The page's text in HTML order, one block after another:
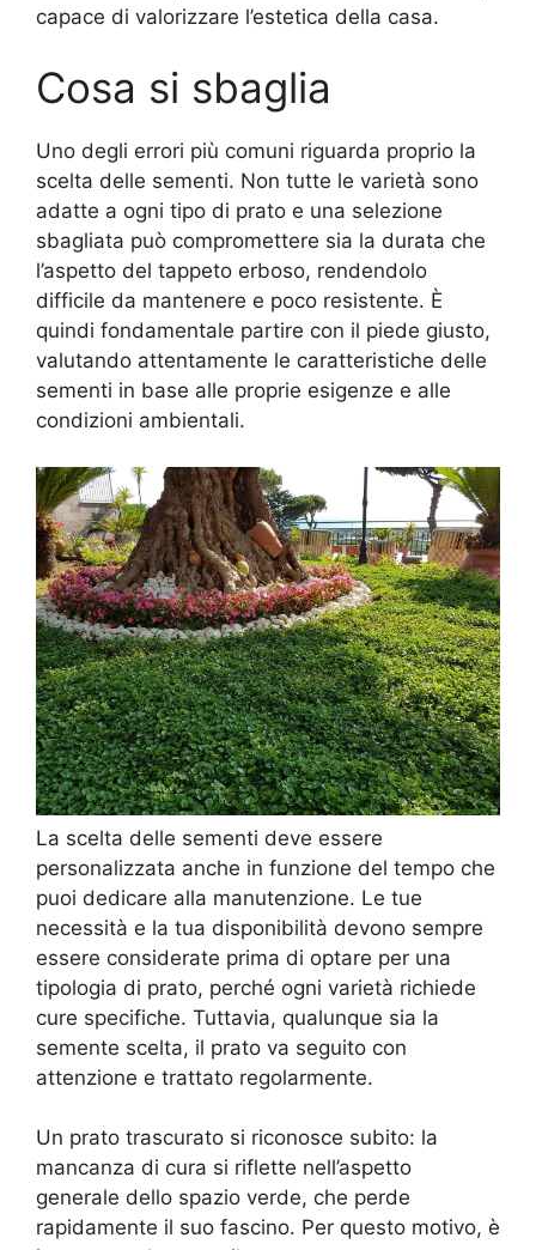
capace di valorizzare l’estetica della casa.
Cosa si sbaglia
Uno degli errori più comuni riguarda proprio la
scelta delle sementi. Non tutte le varietà sono
adatte a ogni tipo di prato e una selezione
sbagliata può compromettere sia la durata che
l’aspetto del tappeto erboso, rendendolo
difficile da mantenere e poco resistente. È
quindi fondamentale partire con il piede giusto,
valutando attentamente le caratteristiche delle
sementi in base alle proprie esigenze e alle
condizioni ambientali.
La scelta delle sementi deve essere
personalizzata anche in funzione del tempo che
puoi dedicare alla manutenzione. Le tue
necessità e la tua disponibilità devono sempre
essere considerate prima di optare per una
tipologia di prato, perché ogni varietà richiede
cure specifiche. Tuttavia, qualunque sia la
semente scelta, il prato va seguito con
attenzione e trattato regolarmente.
Un prato trascurato si riconosce subito: la
mancanza di cura si riflette nell’aspetto
generale dello spazio verde, che perde
rapidamente il suo fascino. Per questo motivo, è